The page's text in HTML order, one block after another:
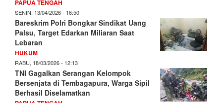
PAPUA TENGAH
SENIN, 13/04/2026 - 16:50
Bareskrim Polri Bongkar Sindikat Uang
Palsu, Target Edarkan Miliaran Saat
Lebaran
HUKUM
RABU, 18/03/2026 - 12:13
TNI Gagalkan Serangan Kelompok
Bersenjata di Tembagapura, Warga Sipil
Berhasil Diselamatkan